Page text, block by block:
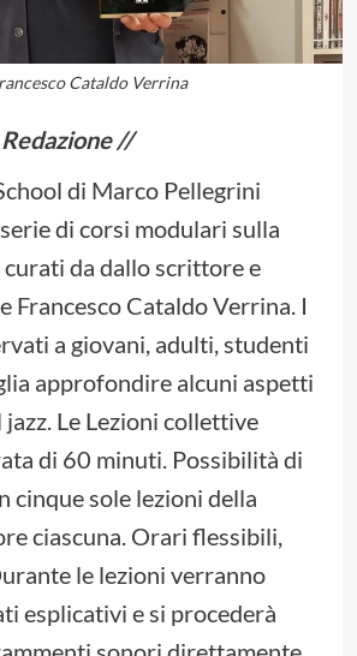
Cataldo Verrina
//
di Marco Pellegrini
di corsi modulari sulla
curati da dallo scrittore e
Francesco Cataldo Verrina. I
a giovani, adulti, studenti
approfondire alcuni aspetti
Le Lezioni collettive
di 60 minuti. Possibilità di
cinque sole lezioni della
ciascuna. Orari flessibili,
le lezioni verranno
esplicativi e si procederà